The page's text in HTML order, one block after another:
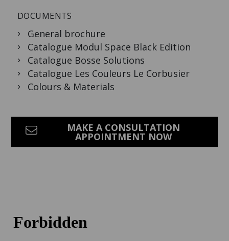
DOCUMENTS
General brochure
Catalogue Modul Space Black Edition
Catalogue Bosse Solutions
Catalogue Les Couleurs Le Corbusier
Colours & Materials
MAKE A CONSULTATION
APPOINTMENT NOW